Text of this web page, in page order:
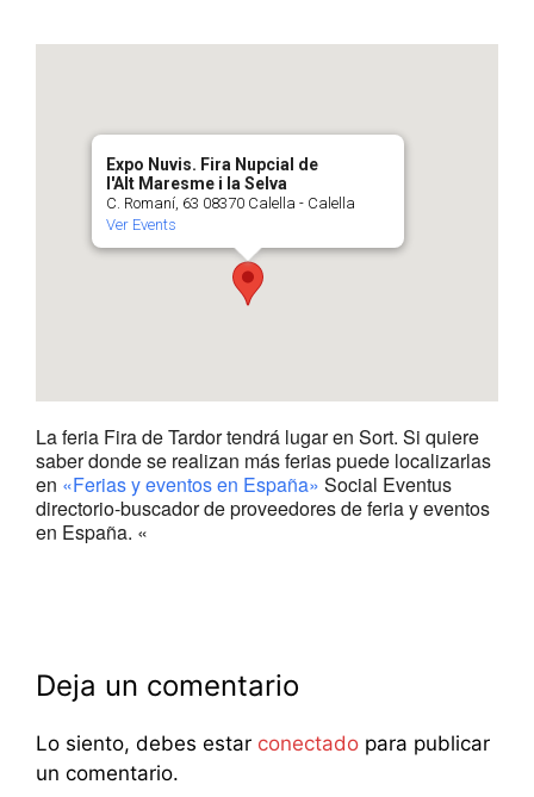
Expo Nuvis. Fira Nupcial de
l'Alt Maresme i la Selva
C. Romaní, 63 08370 Calella - Calella
Ver Events
La feria Fira de Tardor tendrá lugar en Sort. Si quiere
saber donde se realizan más ferias puede localizarlas
en «Ferias y eventos en España» Social Eventus
directorio-buscador de proveedores de feria y eventos
en España. «
Deja un comentario
Lo siento, debes estar conectado para publicar
un comentario.